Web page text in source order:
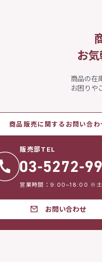
お
商品の在
お困りや
商品販売に関するお問い合わ
販売部TEL
営業時間：9:00~18:00 ※土
お問い合わせ